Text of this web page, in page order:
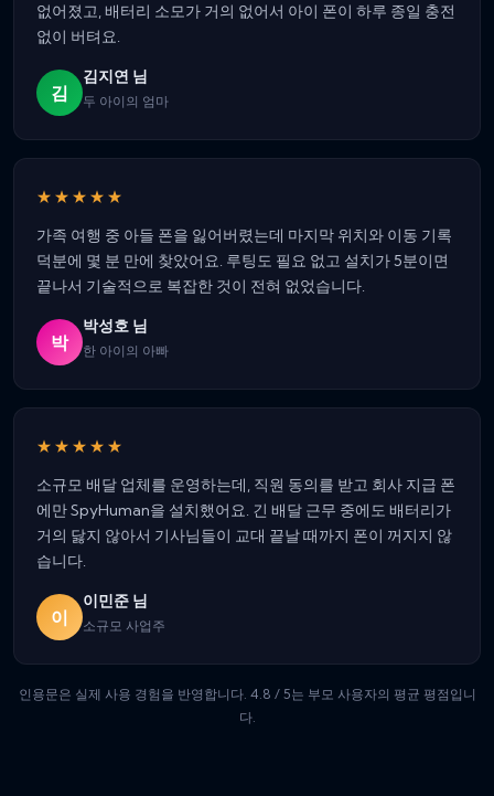
없어졌고, 배터리 소모가 거의 없어서 아이 폰이 하루 종일 충전
없이 버텨요.
김
김지연 님
두 아이의 엄마
★★★★★
가족 여행 중 아들 폰을 잃어버렸는데 마지막 위치와 이동 기록
덕분에 몇 분 만에 찾았어요. 루팅도 필요 없고 설치가 5분이면
끝나서 기술적으로 복잡한 것이 전혀 없었습니다.
박
박성호 님
한 아이의 아빠
★★★★★
소규모 배달 업체를 운영하는데, 직원 동의를 받고 회사 지급 폰
에만 SpyHuman을 설치했어요. 긴 배달 근무 중에도 배터리가
거의 닳지 않아서 기사님들이 교대 끝날 때까지 폰이 꺼지지 않
습니다.
이
이민준 님
소규모 사업주
인용문은 실제 사용 경험을 반영합니다. 4.8 / 5는 부모 사용자의 평균 평점입니
다.